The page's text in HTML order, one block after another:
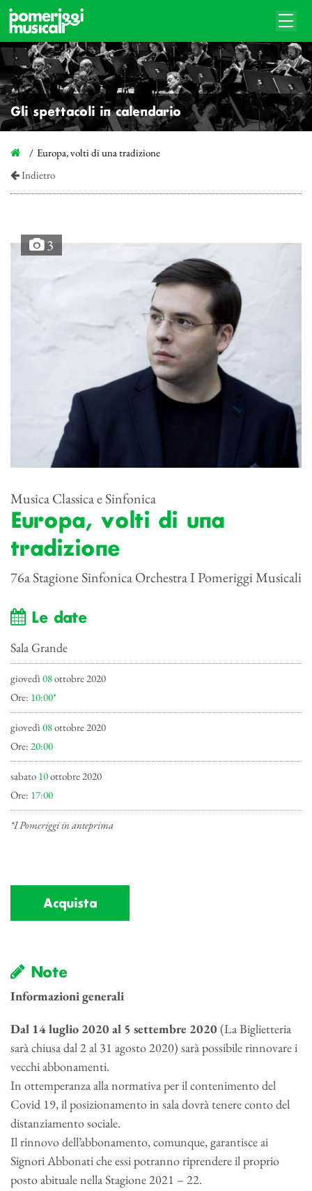
Gli spettacoli in calendario
Europa, volti di una tradizione
Indietro
3
Musica Classica e Sinfonica
Europa, volti di una
tradizione
76a Stagione Sinfonica Orchestra I Pomeriggi Musicali
Le date
Sala Grande
giovedì 08ottobre 2020
Ore: 10:00*
giovedì 08ottobre 2020
Ore: 20:00
sabato 10ottobre 2020
Ore: 17:00
*I Pomeriggi in anteprima
Acquista
Note
Informazioni generali
Dal 14 luglio 2020 al 5 settembre 2020 (La Biglietteria
sarà chiusa dal 2 al 31 agosto 2020) sarà possibile rinnovare i
vecchi abbonamenti.
In ottemperanza alla normativa per il contenimento del
Covid 19, il posizionamento in sala dovrà tenere conto del
distanziamento sociale.
Il rinnovo dell’abbonamento, comunque, garantisce ai
Signori Abbonati che essi potranno riprendere il proprio
posto abituale nella Stagione 2021 – 22.